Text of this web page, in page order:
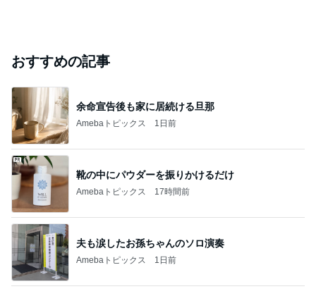
おすすめの記事
余命宣告後も家に居続ける旦那
Amebaトピックス 1日前
靴の中にパウダーを振りかけるだけ
Amebaトピックス 17時間前
夫も涙したお孫ちゃんのソロ演奏
Amebaトピックス 1日前